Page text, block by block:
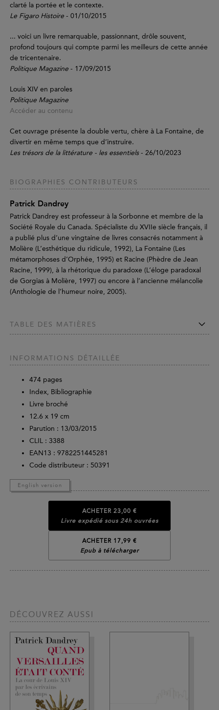
clarté la portée et le contexte.
Le Figaro Histoire - 01/10/2015
... voici un livre remarquable, passionnant, drôle souvent,
profond toujours qui compte parmi les meilleurs de cette année
de tricentenaire.
Politique Magazine - 17/09/2015
Louis XIV en paroles
Politique Magazine
Accéder au contenu
Cet ouvrage présente la double vertu, chère à La Fontaine, de
divertir en même temps que d’instruire.
Les trésors de la littérature - les essentiels- 26/10/2023
BIOGRAPHIES CONTRIBUTEURS
Patrick Dandrey
Patrick Dandrey est professeur à la Sorbonne et membre de la
Société Royale du Canada. Spécialiste du XVIIe siècle français, il
a publié plus d’une vingtaine de livres consacrés notamment à
Molière (L’esthétique du ridicule, 1992), La Fontaine (Les
métamorphoses d’Orphée, 1995) et Racine (Phèdre de Jean
Racine, 1999), à la rhétorique du paradoxe (L’éloge paradoxal
de Gorgias à Molière, 1997) ou encore à l’ancienne mélancolie
(Anthologie de l’humeur noire, 2005).
TABLE DES MATIÈRES
INFORMATIONS DÉTAILLÉE
474 pages
Index, Bibliographie
Livre broché
12.6 x 19 cm
Parution : 13/03/2015
CLIL : 3388
EAN13 : 9782251445281
Code distributeur : 50391
English version
ACHETER 23,00 €
Livre expédié sous 24h ouvrées
ACHETER 17,99 €
Epub à télécharger
DÉCOUVREZ AUSSI